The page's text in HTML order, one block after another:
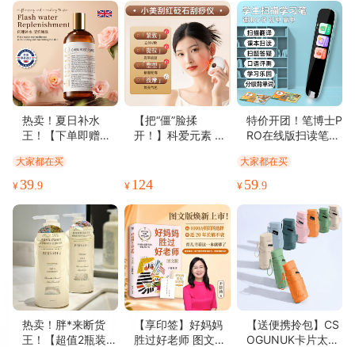
色泽纯正(37) 容量够大(35) 口感俱佳(34) 图文清晰(34)
纸张精良(34) 结实牢固(33) 必备书籍(32) 体感舒适(32)
方便实用(28) 字体适宜(27) 格外清爽(26) 款式时尚(26)
透气性好(25) 很显气质(23) 上身好看(21) 高端大气(19)
易于使用(17) 很有弹力(16) 物流很快(14) 完美无瑕(12)
薄厚适中(11) 无油腻感(11) 精美雅致(10) 优美详细(10)
清香四溢(9) 做工精致(9)
松软可口(6) 功能强劲(6) 不占空间(6)
热卖！夏日补水
王！【下单即赠喷
口 NSMC 千叶玫瑰
纯露 玫瑰水 清润细
大家都在买
¥39.9
【把“僵”脸揉
开！】科爱元素 红
致脸部刮痧板 握感
¥ 124
特价开团！笔博士P
RO在线版扫读笔D
本扫读 扫题答疑 口
语评测 学习乐园 分
大家都在买
¥ 59.9
热卖！胖*来断货
王！【超值2瓶装】
【享印签】好妈妈
胜过好老师 图文版
【送便携拎包】CS
OGUNUK卡片太阳